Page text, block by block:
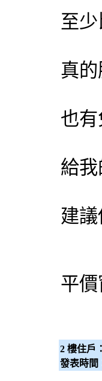
至
真
也
給
建
平價
2 樓住戶：
發表時間